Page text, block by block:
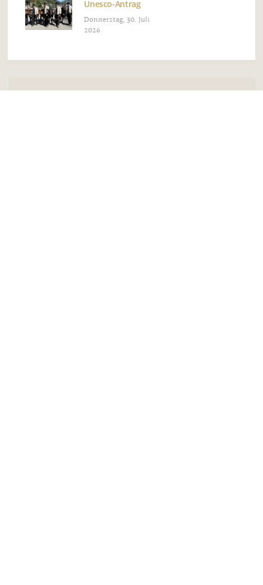
Unesco-Antrag
Donnerstag, 30. Juli
2026